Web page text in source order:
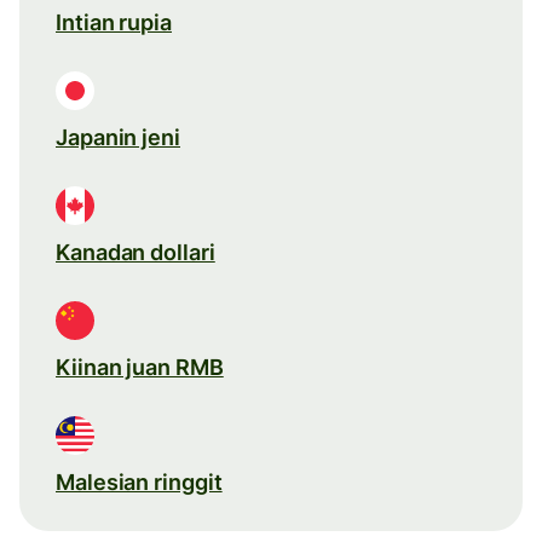
Intian rupia
Japanin jeni
Kanadan dollari
Kiinan juan RMB
Malesian ringgit